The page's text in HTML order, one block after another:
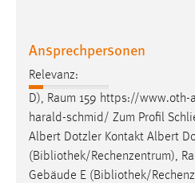
Ansprechpersonen
Relevanz:
D), Raum 159 https://
harald-schmid/ Zum Profil
Albert Dotzler Kontakt Albert
(Bibliothek/Rechenzentrum),
Gebäude E (Bibliothek/